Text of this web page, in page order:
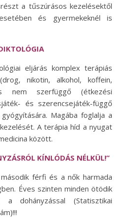
a tűszúrásos kezelésektől
és gyermekeknél is
eljárás komplex terápiás
nikotin, alkohol, koffein,
nem szerfüggő (étkezési
és szerencsejáték-függő
Magába foglalja a
A terápia híd a nyugat
között.
KÍNLÓDÁS NÉLKÜL!”
férfi és a nők harmada
Éves szinten minden ötödik
a dohányzással (Statisztikai